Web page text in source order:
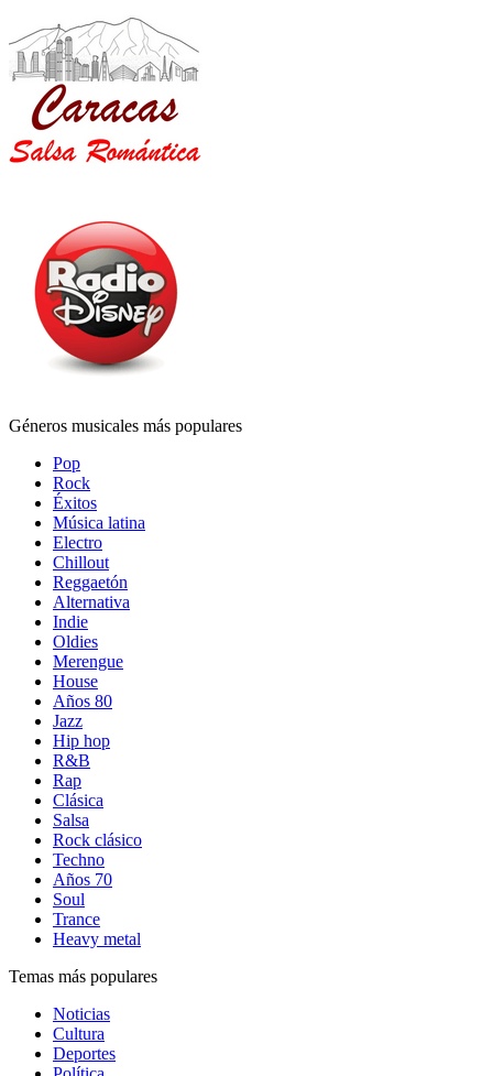
Géneros musicales más populares
Pop
Rock
Éxitos
Música latina
Electro
Chillout
Reggaetón
Alternativa
Indie
Oldies
Merengue
House
Años 80
Jazz
Hip hop
R&B
Rap
Clásica
Salsa
Rock clásico
Techno
Años 70
Soul
Trance
Heavy metal
Temas más populares
Noticias
Cultura
Deportes